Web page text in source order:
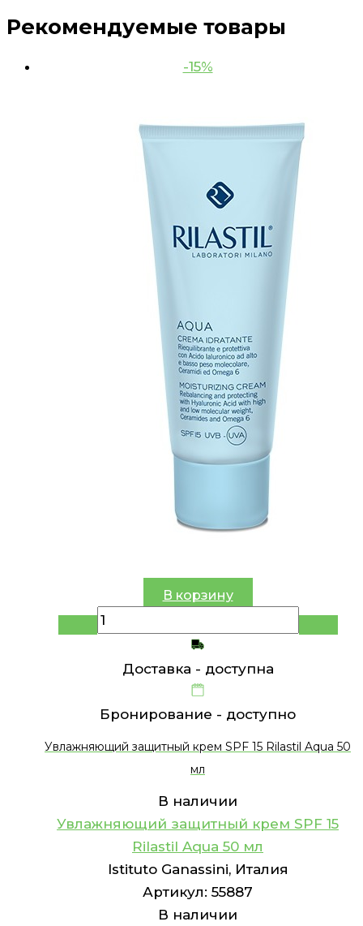
Рекомендуемые товары
-15%
В корзину
Доставка - доступна
Бронирование - доступно
Увлажняющий защитный крем SPF 15 Rilastil Aqua 50
мл
В наличии
Увлажняющий защитный крем SPF 15
Rilastil Aqua 50 мл
Istituto Ganassini, Италия
Артикул: 55887
В наличии